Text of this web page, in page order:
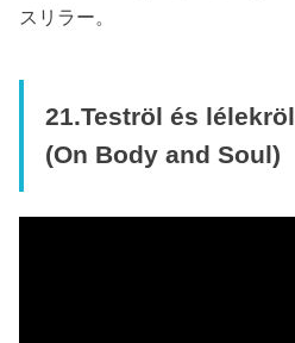
スリラー。
21.Teströl és lélekröl
(On Body and Soul)